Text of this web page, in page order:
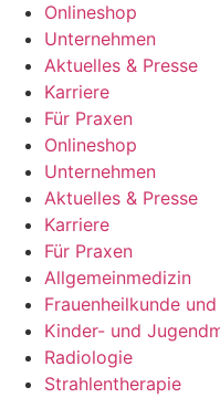
Onlineshop
Unternehmen
Aktuelles & Presse
Karriere
Für Praxen
Onlineshop
Unternehmen
Aktuelles & Presse
Karriere
Für Praxen
Allgemeinmedizin
Frauenheilkunde
Kinder- und
Radiologie
Strahlentherapie